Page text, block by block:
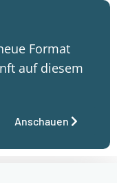
Format
auf diesem
Anschauen